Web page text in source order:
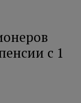
с 1